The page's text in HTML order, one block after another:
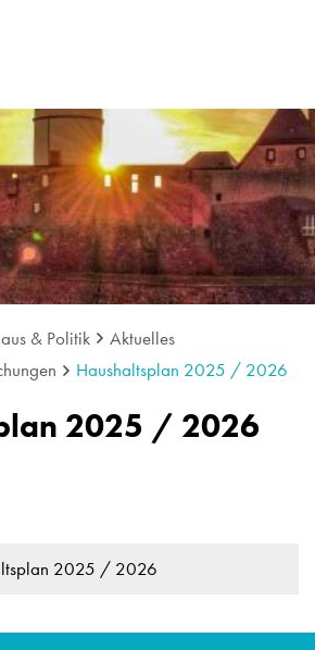
& Politik
Aktuelles
Haushaltsplan 2025 / 2026
2025 / 2026
2025 / 2026